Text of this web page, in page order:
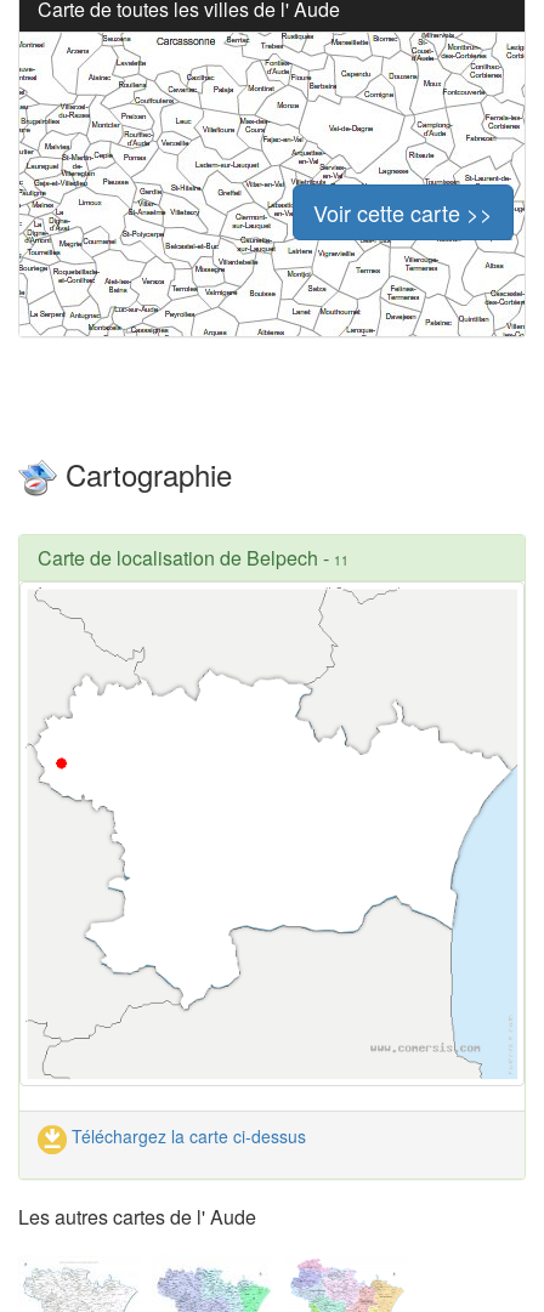
Carte de toutes les villes de l' Aude
Voir cette carte >>
Cartographie
Carte de localisation de Belpech - 11
Téléchargez la carte ci-dessus
Les autres cartes de l' Aude